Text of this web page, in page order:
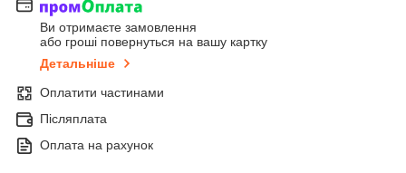
Ви отримаєте замовлення
або гроші повернуться на вашу картку
Детальніше
Оплатити частинами
Післяплата
Оплата на рахунок